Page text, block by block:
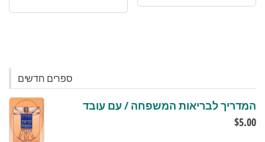
ספרים חדשים
המדריך לבריאות המשפחה / עם עובד
$5.00